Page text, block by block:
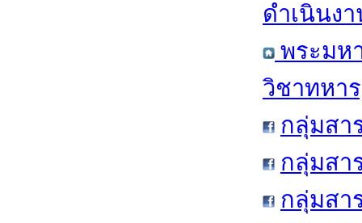
ดำเนินง
พระมห
วิชาทหา
กลุ่มสา
กลุ่มสา
กลุ่มสา